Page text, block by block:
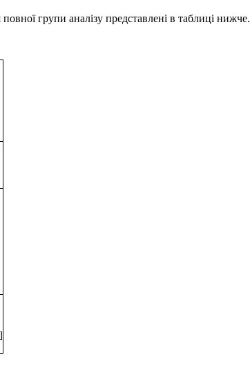
групи аналізу представлені в таблиці нижче.